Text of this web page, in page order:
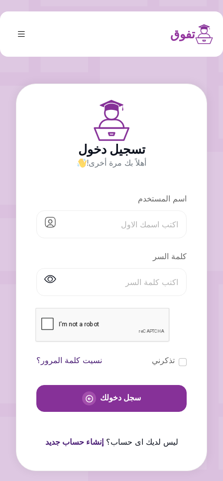
تفوق
تسجيل دخول
أهلاً بك مرة أخرى!
اسم المستخدم
كلمة السر
تذكرني نسيت كلمة المرور؟
سجل دخولك
ليس لديك اى حساب؟إنشاء حساب جديد